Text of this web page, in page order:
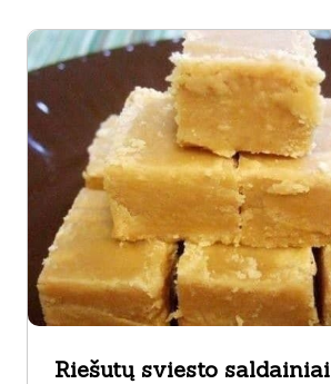
Riešutų sviesto saldainiai